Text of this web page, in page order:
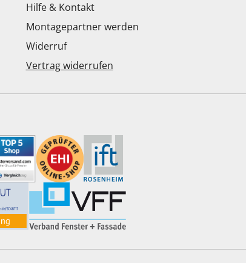
Hilfe & Kontakt
Montagepartner werden
Widerruf
Vertrag widerrufen